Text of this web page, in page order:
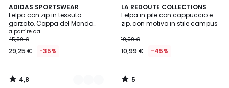
ADIDAS SPORTSWEAR
Felpa con zip in tessuto
garzato, Coppa del Mondo
2026
a partire da
45,00 €
29,25 € -35%
4,8
/ 5
2
Colori
4,8
/
LA REDOUTE COLLECTIONS
Felpa in pile con cappuccio e
zip, con motivo in stile campus
19,99 €
10,99 € -45%
5
/
5
5
/